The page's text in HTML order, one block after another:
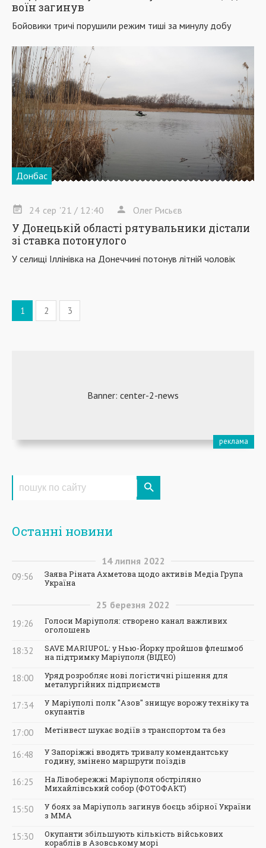
воїн загинув
Бойовики тричі порушили режим тиші за минулу добу
Донбас
24 сер '21 / 12:40 Олег Рисьєв
У Донецькій області рятувальники дістали
зі ставка потонулого
У селищі Іллінівка на Донеччині потонув літній чоловік
1 2 3
Останні новини
14 липня 2022
09:56
Заява Ріната Ахметова щодо активів Медіа Група
Україна
25 березня 2022
19:26
Голоси Маріуполя: створено канал важливих
оголошень
18:32
SAVE MARIUPOL: у Нью-Йорку пройшов флешмоб
на підтримку Маріуполя (ВІДЕО)
18:00
Уряд розробляє нові логістичні рішення для
металургійних підприємств
17:34
У Маріуполі полк "Азов" знищує ворожу техніку та
окупантів
17:00 Метінвест шукає водіїв з транспортом та без
16:48
У Запоріжжі вводять тривалу комендантську
годину, змінено маршрути поїздів
16:25
На Лівобережжі Маріуполя обстріляно
Михайлівський собор (ФОТОФАКТ)
15:50
У боях за Маріуполь загинув боєць збірної України
з ММА
15:30
Окупанти збільшують кількість військових
кораблів в Азовському морі